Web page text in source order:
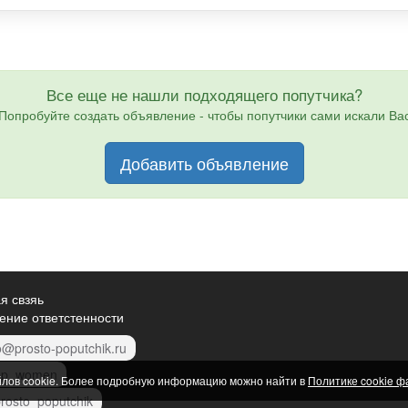
Все еще не нашли подходящего попутчика?
Попробуйте создать объявление - чтобы попутчики сами искали
Добавить объявление
свзяь
ответстенности
poputchik.ru
cookie. Более подробную информацию можно найти в Политике cookie